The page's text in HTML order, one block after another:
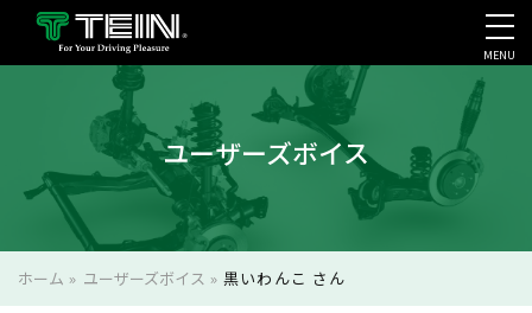
会社案内・採用・IR
MENU
ユーザーズボイス
ホーム » ユーザーズボイス »黒いわんこ さん